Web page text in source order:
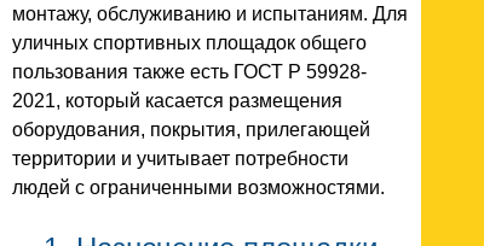
монтажу, обслуживанию и испытаниям. Для
уличных спортивных площадок общего
пользования также есть ГОСТ Р 59928-
2021, который касается размещения
оборудования, покрытия, прилегающей
территории и учитывает потребности
людей с ограниченными возможностями.